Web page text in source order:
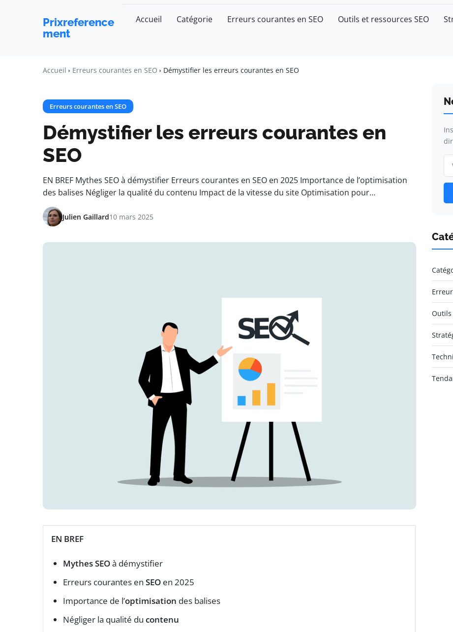
Prixreference
ment
Accueil Catégorie Erreurs courantes en SEO Outils et ressources SEO
Accueil Erreurs courantes en SEO Démystifier les erreurs courantes en SEO
Erreurs courantes en SEO
Démystifier les erreurs courantes en
SEO
EN BREF Mythes SEO à démystifier Erreurs courantes en SEO en 2025 Importance de l’optimisation
des balises Négliger la qualité du contenu Impact de la vitesse du site Optimisation pour…
Julien Gaillard10 mars 2025
EN BREF
Mythes SEOà démystifier
Erreurs courantes en SEO en 2025
Importance de l’optimisation des balises
Négliger la qualité du contenu
Outils